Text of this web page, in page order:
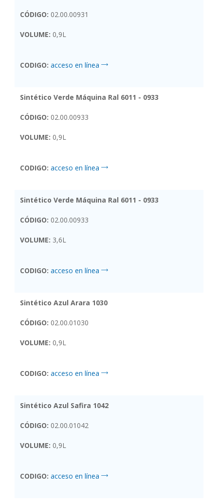
CÓDIGO: 02.00.00931
VOLUME: 0,9L
CODIGO: acceso en línea
Sintético Verde Máquina Ral 6011 - 0933
CÓDIGO: 02.00.00933
VOLUME: 0,9L
CODIGO: acceso en línea
Sintético Verde Máquina Ral 6011 - 0933
CÓDIGO: 02.00.00933
VOLUME: 3,6L
CODIGO: acceso en línea
Sintético Azul Arara 1030
CÓDIGO: 02.00.01030
VOLUME: 0,9L
CODIGO: acceso en línea
Sintético Azul Safira 1042
CÓDIGO: 02.00.01042
VOLUME: 0,9L
CODIGO: acceso en línea